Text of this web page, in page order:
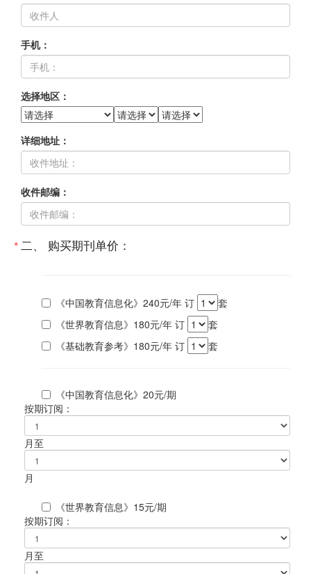
手机：
选择地区：
详细地址：
收件邮编：
二、 购买期刊单价：
*
《中国教育信息化》240元/年 订
套
《世界教育信息》180元/年 订
套
《基础教育参考》180元/年 订 套
《中国教育信息化》20元/期
按期订阅：
月至
月
《世界教育信息》15元/期
按期订阅：
月至